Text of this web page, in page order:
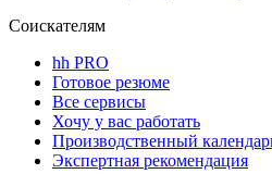
Соискателям
hh PRO
Готовое резюме
Все сервисы
Хочу у вас работать
Производственный
Экспертная рекомендация